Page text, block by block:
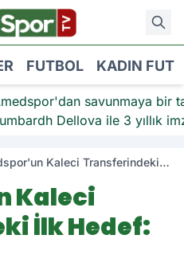
FUTBOL KADIN
savunmaya bir takviye
Dellova ile 3 yıllık imza
Kaleci Transferindeki
Kaleci
İlk Hedef: